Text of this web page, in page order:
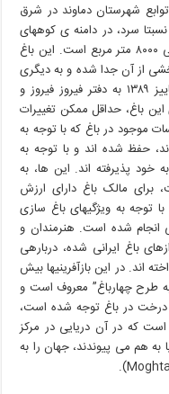
شهرستان دماوند در شرق
سرد، در دامنه ی کوههای
البرز قرار دارد، باغ – ویلایی به مساحت تقریبی ۸۰۰۰ متر مربع است. این باغ
از آن جدا شده و به دیگری
واگذار شده است. کار بازسازی این باغ در پاییز ۱۳۸۹ به دفتر فیروز فيروز و
باغ، حداقل ممکن تغییرات
موجود در باغ که با توجه به
حفظ شده اند و با توجه به
پذیرفته اند. این ها، به
برای مالک باغ دارای ارزش
توجه به ویژگیهای باغ سازی
انجام شده است. هنرمندان و
باغ ایرانی شده، دربارهی
اند. در این بازآفرینیها بیش
طرح چهارباغ” معروف است و
در باغ توجه شده است،
است که در آن دریایی در مرکز
به هم می پیوندند، جهان را به